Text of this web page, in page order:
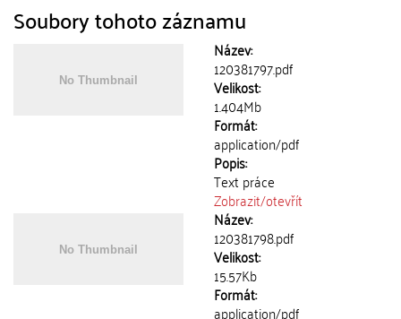
Soubory tohoto záznamu
Název:
120381797.pdf
Velikost:
1.404Mb
Formát:
application/pdf
Popis:
Text práce
Zobrazit/otevřít
Název:
120381798.pdf
Velikost:
15.57Kb
Formát:
application/pdf